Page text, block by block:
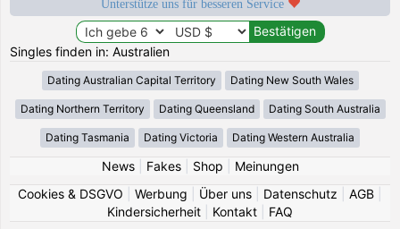
Unterstütze uns für besseren Service
Singles finden in: Australien
Dating Australian Capital Territory Dating New South Wales
Dating Northern Territory Dating Queensland Dating South Australia
Dating Tasmania Dating Victoria Dating Western Australia
News| Fakes| Shop
Meinungen
Cookies & DSGVO
Werbung Über uns Datenschutz AGB
Kindersicherheit
Kontakt FAQ